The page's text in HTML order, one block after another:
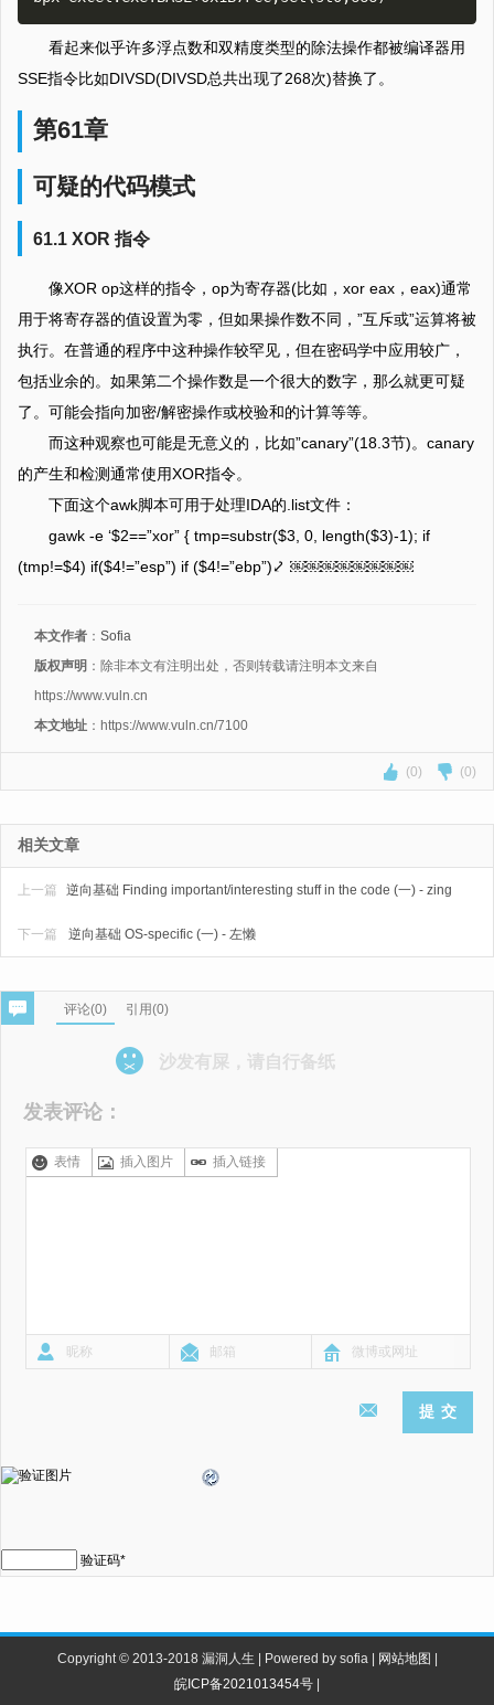
看起来似乎许多浮点数和双精度类型的除法操作都被编译器用
SSE指令比如DIVSD(DIVSD总共出现了268次)替换了。
第61章
可疑的代码模式
61.1 XOR 指令
像XOR op这样的指令，op为寄存器(比如，xor eax，eax)通常
用于将寄存器的值设置为零，但如果操作数不同，”互斥或”运算将被
执行。在普通的程序中这种操作较罕见，但在密码学中应用较广，
包括业余的。如果第二个操作数是一个很大的数字，那么就更可疑
了。可能会指向加密/解密操作或校验和的计算等等。
而这种观察也可能是无意义的，比如”canary”(18.3节)。canary
的产生和检测通常使用XOR指令。
下面这个awk脚本可用于处理IDA的.list文件：
gawk -e ‘$2==”xor” { tmp=substr($3, 0, length($3)-1); if
(tmp!=$4) if($4!=”esp”) if ($4!=”ebp”)⤦ ￼￼￼￼￼￼￼￼
本文作者 ： Sofia
版权声明 ：除非本文有注明出处，否则转载请注明本文来自
https://www.vuln.cn
本文地址 ：https://www.vuln.cn/7100
(0) (0)
相关文章
上一篇 逆向基础 Finding important/interesting stuff in the code (一) - zing
逆向基础 OS-specific (一) - 左懒
下一篇
评论(0) 引用(0)
沙发有屎，请自行备纸
发表评论：
表情 插入图片 插入链接
验证码*
Copyright © 2013-2018 漏洞人生 | Powered by sofia | 网站地图 |
皖ICP备2021013454号 |